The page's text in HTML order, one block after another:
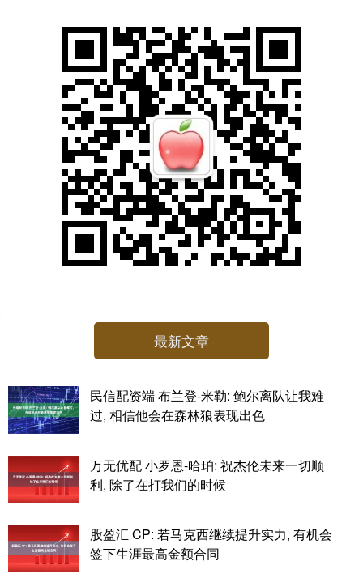
最新文章
民信配资端 布兰登-米勒: 鲍尔离队让我难
过, 相信他会在森林狼表现出色
万无优配 小罗恩-哈珀: 祝杰伦未来一切顺
利, 除了在打我们的时候
股盈汇 CP: 若马克西继续提升实力, 有机会
签下生涯最高金额合同